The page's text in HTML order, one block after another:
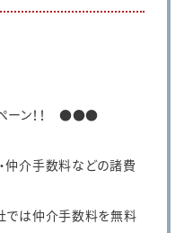
ーン！！ ●●●
仲介手数料などの諸費
では仲介手数料を無料